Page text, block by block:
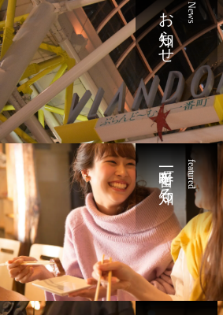
News
お知らせ
featured
一番町を知る